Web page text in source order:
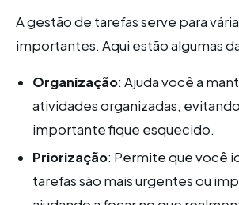
A gestão de tarefas serve para
importantes. Aqui estão algumas
Organização: Ajuda você a
atividades organizadas,
importante fique esquecido.
Priorização: Permite que você
tarefas são mais urgentes ou